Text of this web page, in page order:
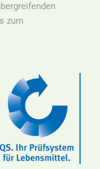
zum